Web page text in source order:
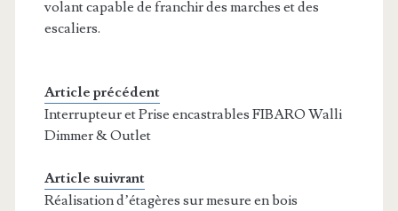
volant capable de franchir des marches et des
escaliers.
Article précédent
Interrupteur et Prise encastrables FIBARO Walli
Dimmer & Outlet
Article suivrant
Réalisation d’étagères sur mesure en bois